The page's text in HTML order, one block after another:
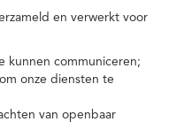
en verwerkt voor
kunnen communiceren;
onze diensten te
van openbaar